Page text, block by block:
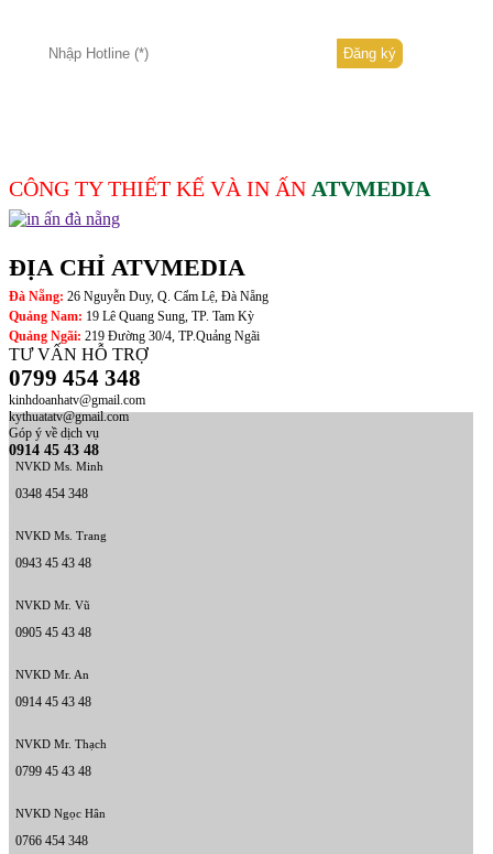
CÔNG TY THIẾT KẾ VÀ IN ẤN ATVMEDIA
ĐỊA CHỈ ATVMEDIA
Đà Nẵng: 26 Nguyễn Duy, Q. Cẩm Lệ, Đà Nẵng
Quảng Nam: 19 Lê Quang Sung, TP. Tam Kỳ
Quảng Ngãi: 219 Đường 30/4, TP.Quảng Ngãi
TƯ VẤN HỖ TRỢ
0799 454 348
kinhdoanhatv@gmail.com
kythuatatv@gmail.com
Góp ý về dịch vụ
0914 45 43 48
NVKD Ms. Minh
0348 454 348
NVKD Ms. Trang
0943 45 43 48
NVKD Mr. Vũ
0905 45 43 48
NVKD Mr. An
0914 45 43 48
NVKD Mr. Thạch
0799 45 43 48
NVKD Ngọc Hân
0766 454 348